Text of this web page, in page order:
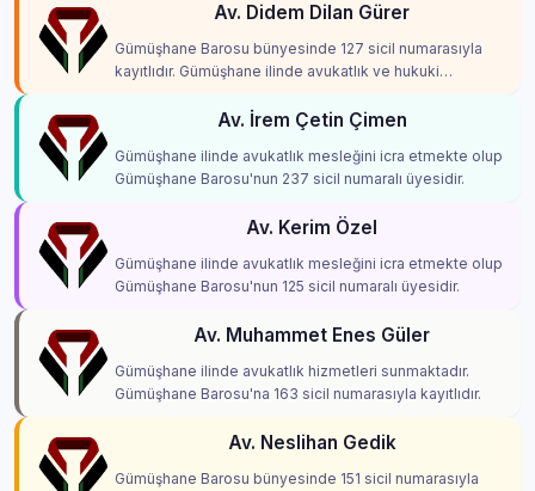
Av. Didem Dilan Gürer
Gümüşhane Barosu bünyesinde 127 sicil numarasıyla
kayıtlıdır. Gümüşhane ilinde avukatlık ve hukuki
Av. İrem Çetin Çimen
Gümüşhane ilinde avukatlık mesleğini icra etmekte olup
Gümüşhane Barosu'nun 237 sicil numaralı üyesidir.
Av. Kerim Özel
Gümüşhane ilinde avukatlık mesleğini icra etmekte olup
Gümüşhane Barosu'nun 125 sicil numaralı üyesidir.
Av. Muhammet Enes Güler
Gümüşhane ilinde avukatlık hizmetleri sunmaktadır.
Gümüşhane Barosu'na 163 sicil numarasıyla kayıtlıdır.
Av. Neslihan Gedik
Gümüşhane Barosu bünyesinde 151 sicil numarasıyla